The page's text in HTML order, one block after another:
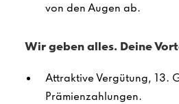
von den Augen ab.
Wir geben alles. Deine
Attraktive Vergütung, 13.
Prämienzahlungen.